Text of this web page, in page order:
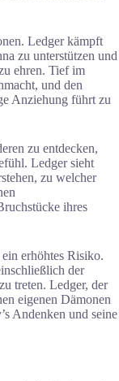
Ledger kämpft
zu unterstützen und
ehren. Tief im
und den
Anziehung führt zu
zu entdecken,
Ledger sieht
zu welcher
ihres
erhöhtes Risiko.
der
treten. Ledger, der
eigenen Dämonen
Andenken und seine